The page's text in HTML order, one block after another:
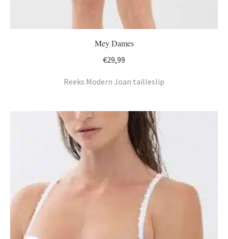
Mey Dames
€29,99
Reeks Modern Joan tailleslip